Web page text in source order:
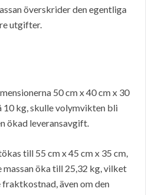
överskrider den egentliga
utgifter.
50 cm x 40 cm x 30
10 kg, skulle volymvikten bli
ökad leveransavgift.
till 55 cm x 45 cm x 35 cm,
öka till 25,32 kg, vilket
även om den